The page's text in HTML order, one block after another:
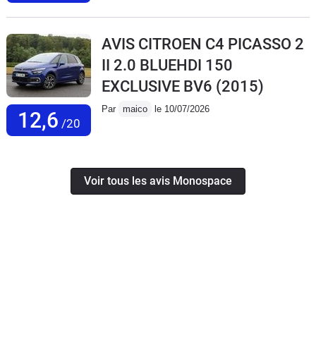
12,6 /20
AVIS CITROEN C4 PICASSO 2
II 2.0 BLUEHDI 150
EXCLUSIVE BV6 (2015)
Par maico le 10/07/2026
Voir tous les avis Monospace